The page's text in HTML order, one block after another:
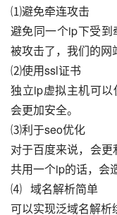
⑴避免牵连攻击
避免同一个ip下受
被攻击了，我们的网
⑵使用ssl证书
独立ip虚拟主机可
会更加安全。
⑶利于seo优化
对于百度来说，会
共用一个ip的话，会
⑷   域名解析简单
可以实现泛域名解